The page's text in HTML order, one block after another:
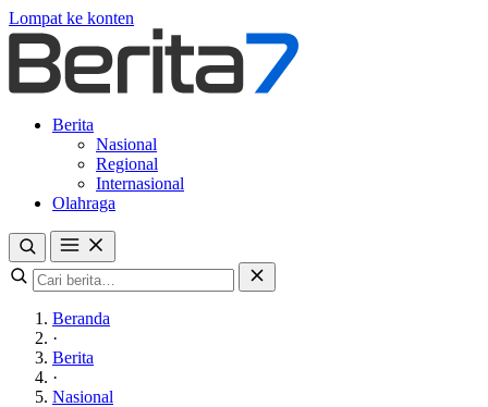
Lompat ke konten
Berita
Nasional
Regional
Internasional
Olahraga
Beranda
·
Berita
·
Nasional